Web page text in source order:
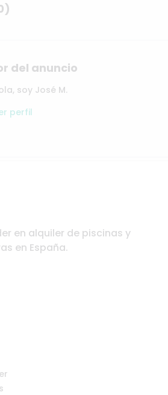
del anuncio
soy José M.
perfil
en alquiler de piscinas y
en España.